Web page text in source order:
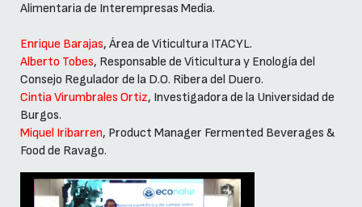
Alimentaria de Interempresas Media.
Enrique Barajas, Área de Viticultura ITACYL.
Alberto Tobes, Responsable de Viticultura y Enología del
Consejo Regulador de la D.O. Ribera del Duero.
Cintia Virumbrales Ortiz, Investigadora de la Universidad de
Burgos.
Miquel Iribarren, Product Manager Fermented Beverages &
Food de Ravago.